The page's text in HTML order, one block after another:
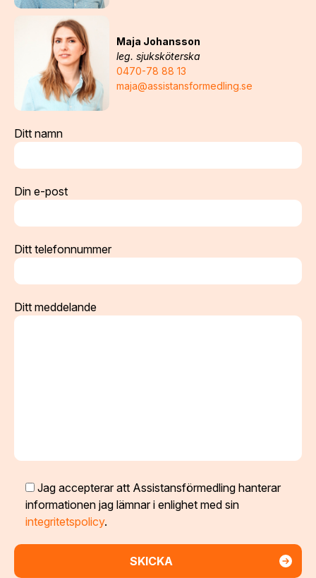
Maja Johansson
leg. sjuksköterska
0470-78 88 13
maja@assistansformedling.se
Ditt namn
Din e-post
Ditt telefonnummer
Ditt meddelande
Jag accepterar att Assistansförmedling hanterar
informationen jag lämnar i enlighet med sin
integritetspolicy.